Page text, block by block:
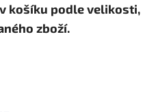
košíku podle velikosti,
zboží.